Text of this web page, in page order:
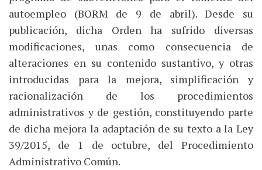
autoempleo (BORM de 9 de abril). Desde su
publicación, dicha Orden ha sufrido diversas
modificaciones, unas como consecuencia de
alteraciones en su contenido sustantivo, y otras
introducidas para la mejora, simplificación y
racionalización de los procedimientos
administrativos y de gestión, constituyendo parte
de dicha mejora la adaptación de su texto a la Ley
39/2015, de 1 de octubre, del Procedimiento
Administrativo Común.